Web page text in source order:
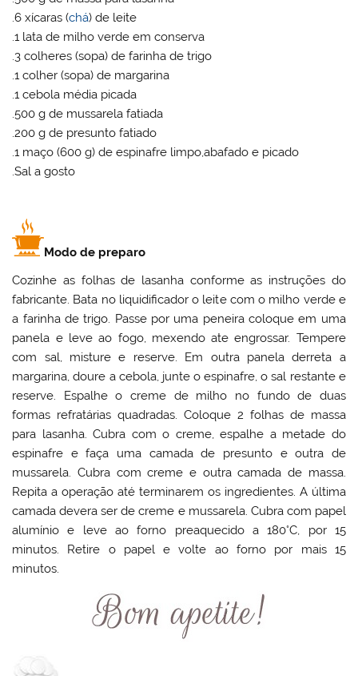
.6 xícaras (chá) de leite
.1 lata de milho verde em conserva
.3 colheres (sopa) de farinha de trigo
.1 colher (sopa) de margarina
.1 cebola média picada
.500 g de mussarela fatiada
.200 g de presunto fatiado
.1 maço (600 g) de espinafre limpo,abafado e picado
.Sal a gosto
Modo de preparo
Cozinhe as folhas de lasanha conforme as instruções do
fabricante. Bata no liquidificador o leite com o milho verde e
a farinha de trigo. Passe por uma peneira coloque em uma
panela e leve ao fogo, mexendo ate engrossar. Tempere
com sal, misture e reserve. Em outra panela derreta a
margarina, doure a cebola, junte o espinafre, o sal restante e
reserve. Espalhe o creme de milho no fundo de duas
formas refratárias quadradas. Coloque 2 folhas de massa
para lasanha. Cubra com o creme, espalhe a metade do
espinafre e faça uma camada de presunto e outra de
mussarela. Cubra com creme e outra camada de massa.
Repita a operação até terminarem os ingredientes. A última
camada devera ser de creme e mussarela. Cubra com papel
alumínio e leve ao forno preaquecido a 180°C, por 15
minutos. Retire o papel e volte ao forno por mais 15
minutos.